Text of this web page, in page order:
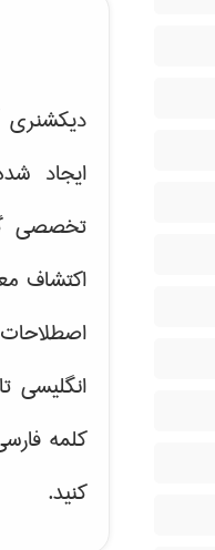
ایجاد
تخصصی
اکتشاف
انگلیسی
کلمه
کنید.